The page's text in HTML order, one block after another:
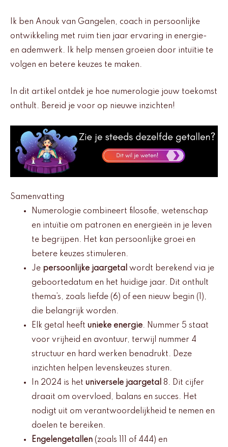
Ik ben Anouk van Gangelen, coach in persoonlijke
ontwikkeling met ruim tien jaar ervaring in energie-
en ademwerk. Ik help mensen groeien door intuïtie te
volgen en betere keuzes te maken.
In dit artikel ontdek je hoe numerologie jouw toekomst
onthult. Bereid je voor op nieuwe inzichten!
Samenvatting
Numerologie combineert filosofie, wetenschap
en intuïtie om patronen en energieën in je leven
te begrijpen. Het kan persoonlijke groei en
betere keuzes stimuleren.
Je persoonlijke jaargetal wordt berekend via je
geboortedatum en het huidige jaar. Dit onthult
thema’s, zoals liefde (6) of een nieuw begin (1),
die belangrijk worden.
Elk getal heeft unieke energie. Nummer 5 staat
voor vrijheid en avontuur, terwijl nummer 4
structuur en hard werken benadrukt. Deze
inzichten helpen levenskeuzes sturen.
In 2024 is het universele jaargetal 8. Dit cijfer
draait om overvloed, balans en succes. Het
nodigt uit om verantwoordelijkheid te nemen en
doelen te bereiken.
Engelengetallen (zoals 111 of 444) en